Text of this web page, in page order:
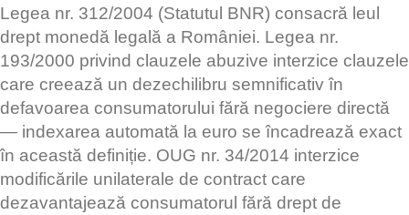
Legea nr. 312/2004 (Statutul BNR) consacră leul
drept monedă legală a României. Legea nr.
193/2000 privind clauzele abuzive interzice clauzele
care creează un dezechilibru semnificativ în
defavoarea consumatorului fără negociere directă
— indexarea automată la euro se încadrează exact
în această definiție. OUG nr. 34/2014 interzice
modificările unilaterale de contract care
dezavantajează consumatorul fără drept de